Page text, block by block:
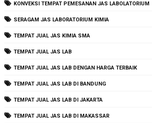
KONVEKSI TEMPAT PEMESANAN JAS LABOLATORIUM
SERAGAM JAS LABORATORIUM KIMIA
TEMPAT JUAL JAS KIMIA SMA
TEMPAT JUAL JAS LAB
TEMPAT JUAL JAS LAB DENGAN HARGA TERBAIK
TEMPAT JUAL JAS LAB DI BANDUNG
TEMPAT JUAL JAS LAB DI JAKARTA
TEMPAT JUAL JAS LAB DI MAKASSAR